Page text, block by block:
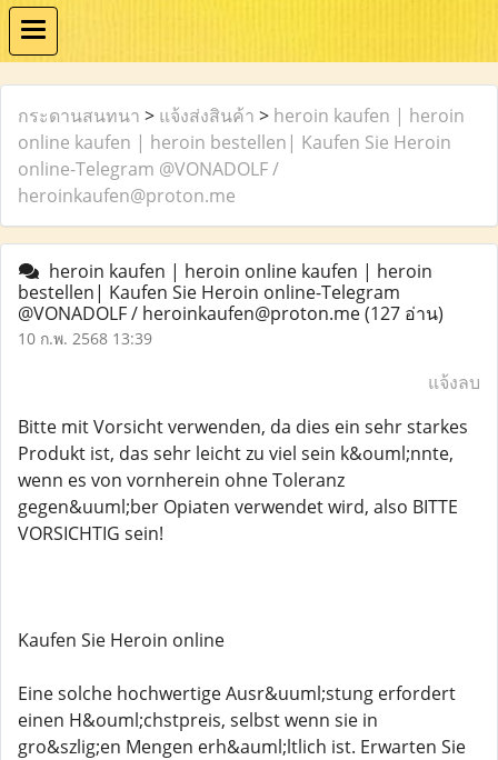
กระดานสนทนา > แจ้งส่งสินค้า > heroin kaufen | heroin
online kaufen | heroin bestellen| Kaufen Sie Heroin
online-Telegram @VONADOLF /
heroinkaufen@proton.me
heroin kaufen | heroin online kaufen | heroin
bestellen| Kaufen Sie Heroin online-Telegram
@VONADOLF / heroinkaufen@proton.me(127 อ่าน)
10 ก.พ. 2568 13:39
แจ้งลบ
Bitte mit Vorsicht verwenden, da dies ein sehr starkes
Produkt ist, das sehr leicht zu viel sein k&ouml;nnte,
wenn es von vornherein ohne Toleranz
gegen&uuml;ber Opiaten verwendet wird, also BITTE
VORSICHTIG sein!
Kaufen Sie Heroin online
Eine solche hochwertige Ausr&uuml;stung erfordert
einen H&ouml;chstpreis, selbst wenn sie in
gro&szlig;en Mengen erh&auml;ltlich ist. Erwarten Sie